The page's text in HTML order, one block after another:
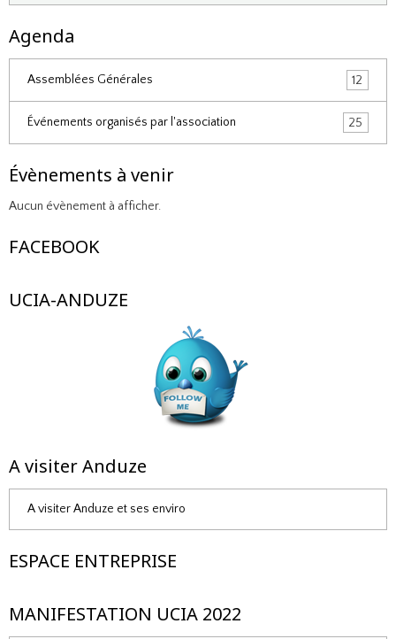
Agenda
Assemblées Générales 12
Événements organisés par l'association 25
Évènements à venir
Aucun évènement à afficher.
FACEBOOK
UCIA-ANDUZE
A visiter Anduze
A visiter Anduze et ses enviro
ESPACE ENTREPRISE
MANIFESTATION UCIA 2022